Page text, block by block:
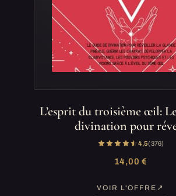
L’esprit du troisième œil:
divination pour
4,5(376)
14,00 €
VOIR L'OFFRE